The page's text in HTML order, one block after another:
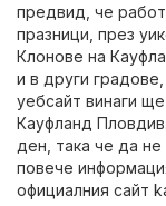
предвид, че
празници, през
Клонове на
и в други
уебсайт винаги
Кауфланд
ден, така че да
повече
официалния сайт